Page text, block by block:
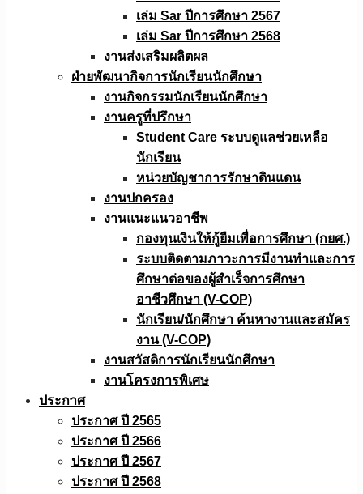
เล่ม Sar ปีการศึกษา 2567
เล่ม Sar ปีการศึกษา 2568
งานส่งเสริมผลิตผล
ฝ่ายพัฒนากิจการนักเรียนนักศึกษา
งานกิจกรรมนักเรียนนักศึกษา
งานครูที่ปรึกษา
Student Care ระบบดูแลช่วยเหลือ
นักเรียน
หน่วยบัญชาการรักษาดินแดน
งานปกครอง
งานแนะแนวอาชีพ
กองทุนเงินให้กู้ยืมเพื่อการศึกษา (กยศ.)
ระบบติดตามภาวะการมีงานทำและการ
ศึกษาต่อของผู้สำเร็จการศึกษา
อาชีวศึกษา (V-COP)
นักเรียน/นักศึกษา ค้นหางานและสมัคร
งาน (V-COP)
งานสวัสดิการนักเรียนนักศึกษา
งานโครงการพิเศษ
ประกาศ
ประกาศ ปี 2565
ประกาศ ปี 2566
ประกาศ ปี 2567
ประกาศ ปี 2568